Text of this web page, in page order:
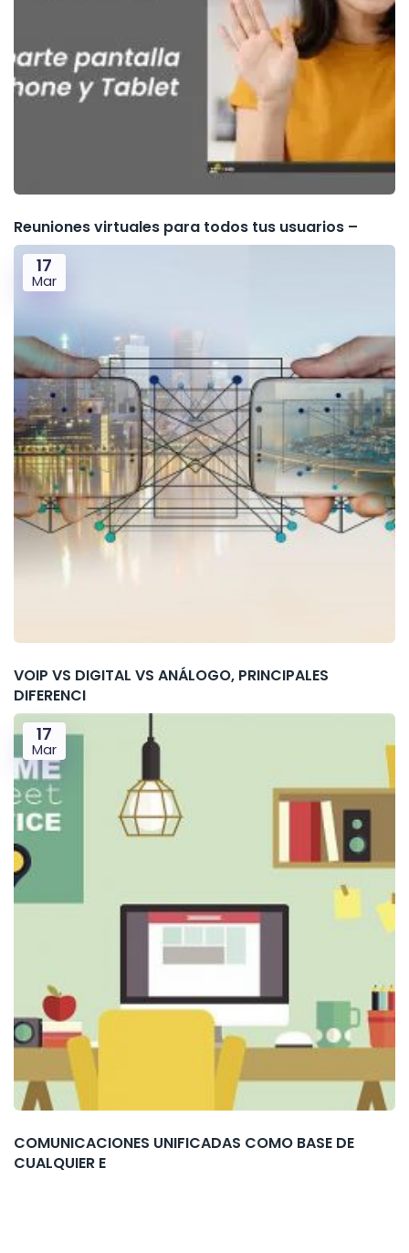
Reuniones virtuales para todos tus usuarios –
17
Mar
VOIP VS DIGITAL VS ANÁLOGO, PRINCIPALES
DIFERENCI
17
Mar
COMUNICACIONES UNIFICADAS COMO BASE DE
CUALQUIER E